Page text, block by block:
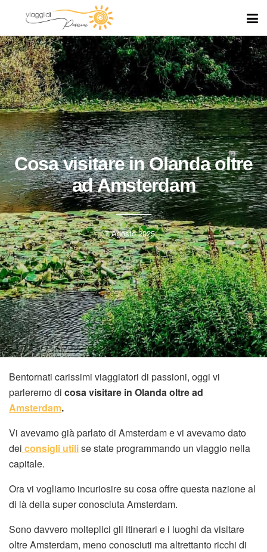
Cosa visitare in Olanda oltre
ad Amsterdam
7 Agosto 2025
Bentornati carissimi viaggiatori di passioni, oggi vi
parleremo di cosa visitare in Olanda oltre ad
Amsterdam.
Vi avevamo già parlato di Amsterdam e vi avevamo dato
dei consigli utilise state programmando un viaggio nella
capitale.
Ora vi vogliamo incuriosire su cosa offre questa nazione al
di là della super conosciuta Amsterdam.
Sono davvero molteplici gli itinerari e i luoghi da visitare
oltre Amsterdam, meno conosciuti ma altrettanto ricchi di